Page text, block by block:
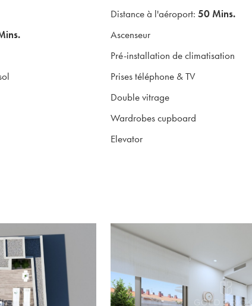
Distance à l'aéroport: 50 Mins.
Ascenseur
Pré-installation de climatisation
Prises téléphone & TV
Double vitrage
Wardrobes cupboard
Elevator